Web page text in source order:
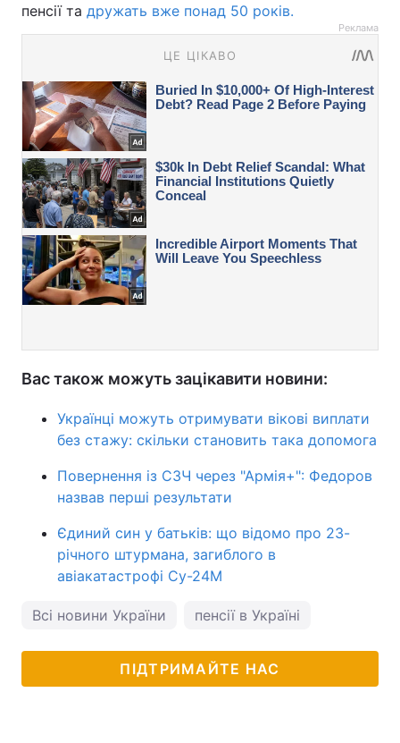
пенсії та дружать вже понад 50 років.
Реклама
Вас також можуть зацікавити новини:
Українці можуть отримувати вікові виплати
без стажу: скільки становить така допомога
Повернення із СЗЧ через "Армія+": Федоров
назвав перші результати
Єдиний син у батьків: що відомо про 23-
річного штурмана, загиблого в
авіакатастрофі Су-24М
Всі новини України пенсії в Україні
ПІДТРИМАЙТЕ НАС